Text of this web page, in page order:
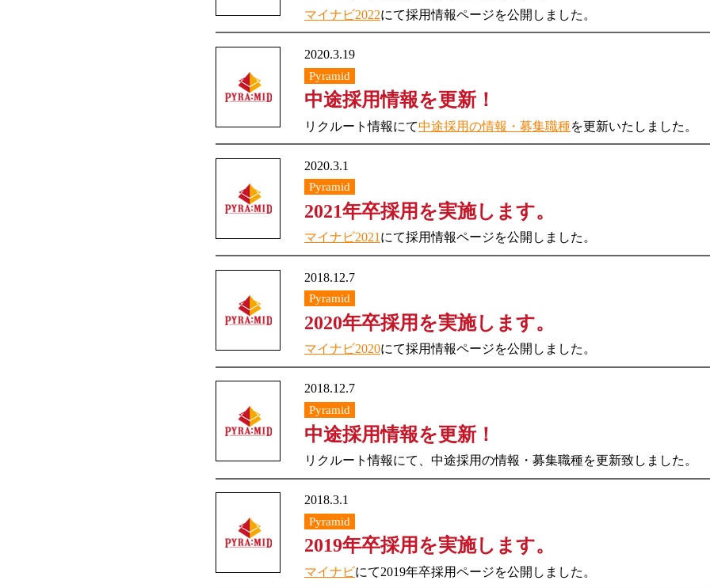
マイナビ2022にて採用情報ページを公開しました。
2020.3.19
Pyramid
中途採用情報を更新！
リクルート情報にて中途採用の情報・募集職種を更新いたしました。
2020.3.1
Pyramid
2021年卒採用を実施します。
マイナビ2021 にて採用情報ページを公開しました。
2018.12.7
Pyramid
2020年卒採用を実施します。
マイナビ2020にて採用情報ページを公開しました。
2018.12.7
Pyramid
中途採用情報を更新！
リクルート情報にて、中途採用の情報・募集職種を更新致しました。
2018.3.1
Pyramid
2019年卒採用を実施します。
マイナビにて2019年卒採用ページを公開しました。